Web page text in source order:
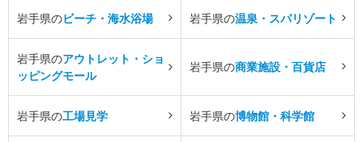
岩手県のビーチ・海水浴場 岩手県の温泉・スパリゾート
岩手県のアウトレット・ショ
ッピングモール
岩手県の商業施設・百貨店
岩手県の工場見学 岩手県の博物館・科学館